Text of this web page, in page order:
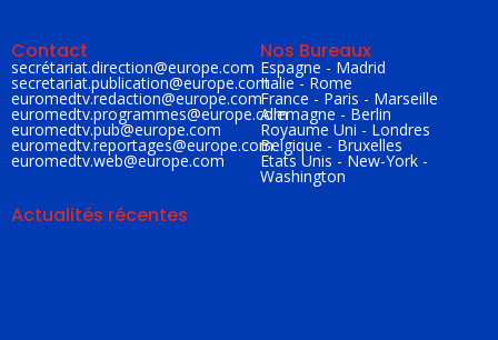
Contact
secrétariat.direction@europe.com
secretariat.publication@europe.com
euromedtv.redaction@europe.com
euromedtv.programmes@europe.com
euromedtv.pub@europe.com
euromedtv.reportages@europe.com
euromedtv.web@europe.com
Nos Bureaux
Espagne - Madrid
Italie - Rome
France - Paris - Marseille
Allemagne - Berlin
Royaume Uni - Londres
Belgique - Bruxelles
Etats Unis - New-York -
Washington
Actualités récentes